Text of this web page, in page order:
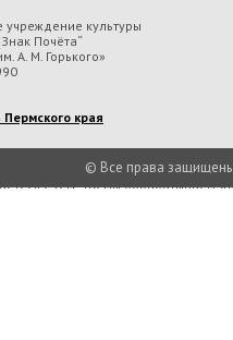
культуры
Почёта“
А. М. Горького»
края
© Все права
краевое бюджетное
с тем, что мы обрабатываем